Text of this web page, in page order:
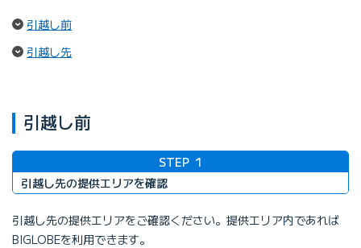
引越し前（ページ内リンク）
引越し先（ページ内リンク）
引越し前
STEP 1
引越し先の提供エリアを確認
引越し先の提供エリアをご確認ください。提供エリア内であれば
BIGLOBEを利用できます。